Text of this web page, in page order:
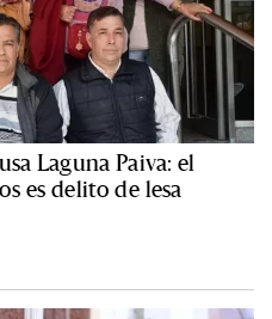
Laguna Paiva: el
es delito de lesa